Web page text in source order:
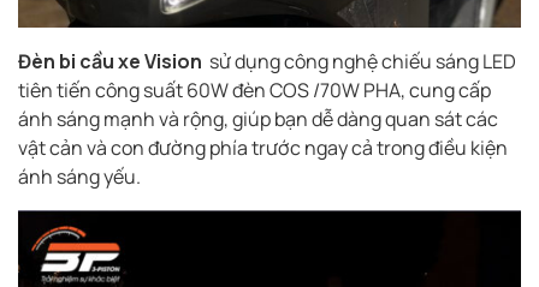
Đèn bi cầu xe Vision sử dụng công nghệ chiếu sáng LED
tiên tiến công suất 60W đèn COS /70W PHA, cung cấp
ánh sáng mạnh và rộng, giúp bạn dễ dàng quan sát các
vật cản và con đường phía trước ngay cả trong điều kiện
ánh sáng yếu.